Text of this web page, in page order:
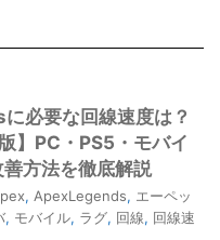
必要な回線速度は？
】PC・PS5・モバイ
方法を徹底解説
, ApexLegends, エーペッ
, モバイル, ラグ, 回線, 回線速